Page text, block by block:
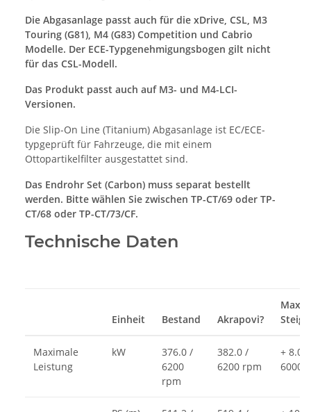
Die Abgasanlage passt auch für die xDrive, CSL, M3
Touring (G81), M4 (G83) Competition und Cabrio
Modelle. Der ECE-Typgenehmigungsbogen gilt nicht
für das CSL-Modell.
Das Produkt passt auch auf M3- und M4-LCI-
Versionen.
Die Slip-On Line (Titanium) Abgasanlage ist EC/ECE-
typgeprüft für Fahrzeuge, die mit einem
Ottopartikelfilter ausgestattet sind.
Das Endrohr Set (Carbon) muss separat bestellt
werden. Bitte wählen Sie zwischen TP-CT/69 oder TP-
CT/68 oder TP-CT/73/CF.
Technische Daten
Einheit Bestand Akrapovi?
Maximale
Leistung
kW
376.0 /
6200
rpm
382.0 /
6200 rpm
+ 8.0 /
6000